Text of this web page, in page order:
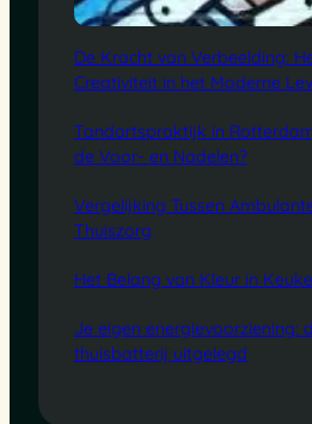
De Kracht van Verbeelding:
Creativiteit in het Moderne
Tandartspraktijk in
de Voor- en Nadelen?
Vergelijking Tussen
Thuiszorg
Het Belang van Kleur in
Je eigen energievoorziening:
thuisbatterij uitgelegd